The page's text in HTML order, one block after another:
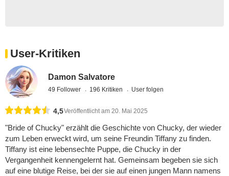
User-Kritiken
Damon Salvatore
49 Follower 196 Kritiken User folgen
4,5Veröffentlicht am 20. Mai 2025
"Bride of Chucky" erzählt die Geschichte von Chucky, der wieder
zum Leben erweckt wird, um seine Freundin Tiffany zu finden.
Tiffany ist eine lebensechte Puppe, die Chucky in der
Vergangenheit kennengelernt hat. Gemeinsam begeben sie sich
auf eine blutige Reise, bei der sie auf einen jungen Mann namens